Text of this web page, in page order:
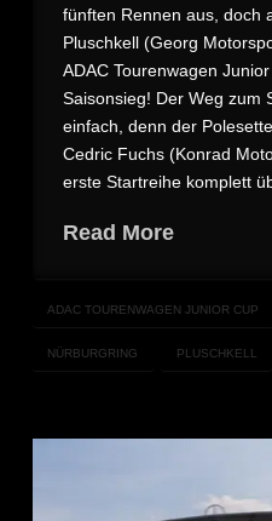
fünften Rennen aus, doch
Pluschkell (Georg
ADAC Tourenwagen
Saisonsieg! Der Weg zum
einfach, denn der
Cedric Fuchs (Konrad
erste Startreihe komplett
Read More
ADAC TOURENWAGEN JUNIOR CUP
NÜRBURGRING PLUSCHKELL